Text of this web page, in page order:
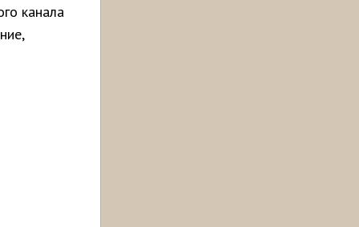
канала